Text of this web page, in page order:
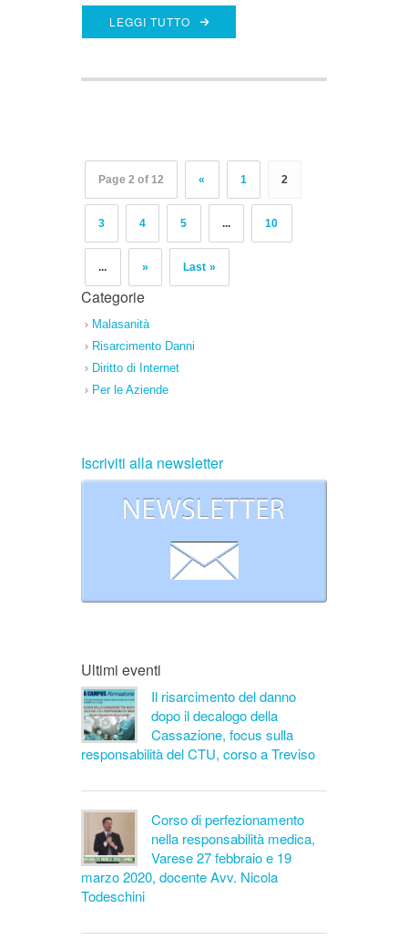
LEGGI TUTTO
Page 2 of 12 « 1 2
3 4 5 ... 10
... » Last »
Categorie
Malasanità
Risarcimento Danni
Diritto di Internet
Per le Aziende
Iscriviti alla newsletter
Ultimi eventi
Il risarcimento del danno
dopo il decalogo della
Cassazione, focus sulla
responsabilità del CTU, corso a Treviso
Corso di perfezionamento
nella responsabilità medica,
Varese 27 febbraio e 19
marzo 2020, docente Avv. Nicola
Todeschini